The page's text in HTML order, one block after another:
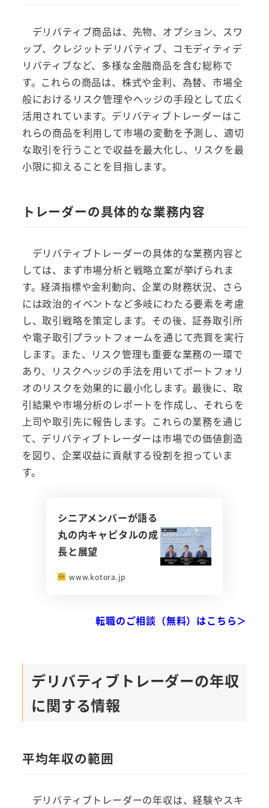
デリバティブ商品は、先物、オプション、スワ
ップ、クレジットデリバティブ、コモディティデ
リバティブなど、多様な金融商品を含む総称で
す。これらの商品は、株式や金利、為替、市場全
般におけるリスク管理やヘッジの手段として広く
活用されています。デリバティブトレーダーはこ
れらの商品を利用して市場の変動を予測し、適切
な取引を行うことで収益を最大化し、リスクを最
小限に抑えることを目指します。
トレーダーの具体的な業務内容
デリバティブトレーダーの具体的な業務内容と
しては、まず市場分析と戦略立案が挙げられま
す。経済指標や金利動向、企業の財務状況、さら
には政治的イベントなど多岐にわたる要素を考慮
し、取引戦略を策定します。その後、証券取引所
や電子取引プラットフォームを通じて売買を実行
します。また、リスク管理も重要な業務の一環で
あり、リスクヘッジの手法を用いてポートフォリ
オのリスクを効果的に最小化します。最後に、取
引結果や市場分析のレポートを作成し、それらを
上司や取引先に報告します。これらの業務を通じ
て、デリバティブトレーダーは市場での価値創造
を図り、企業収益に貢献する役割を担っていま
す。
シニアメンバーが語る
丸の内キャピタルの成
長と展望
www.kotora.jp
転職のご相談（無料）はこちら＞
デリバティブトレーダーの年収
に関する情報
平均年収の範囲
デリバティブトレーダーの年収は、経験やスキ